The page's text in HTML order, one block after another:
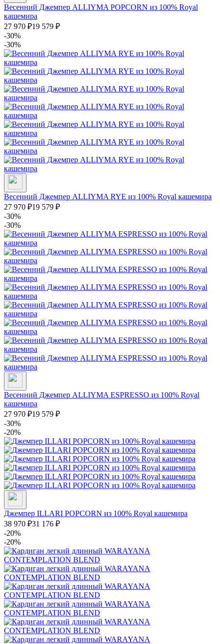
Весенний Джемпер ALLIYMA POPCORN из 100% Royal
кашемира
27 970 ₽19 579 ₽
-30%
-30%
Весенний Джемпер ALLIYMA RYE из 100% Royal кашемира
27 970 ₽19 579 ₽
-30%
-30%
Весенний Джемпер ALLIYMA ESPRESSO из 100% Royal
кашемира
27 970 ₽19 579 ₽
-30%
-20%
Джемпер ILLARI POPCORN из 100% Royal кашемира
38 970 ₽31 176 ₽
-20%
-20%